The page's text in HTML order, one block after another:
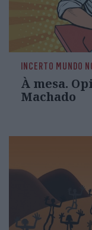
INCERTO MUNDO
À mesa.
Machado